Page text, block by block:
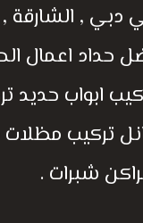
دبي , الشارقة
حداد اعمال
ابواب حديد
تركيب مظلات
شبرات .